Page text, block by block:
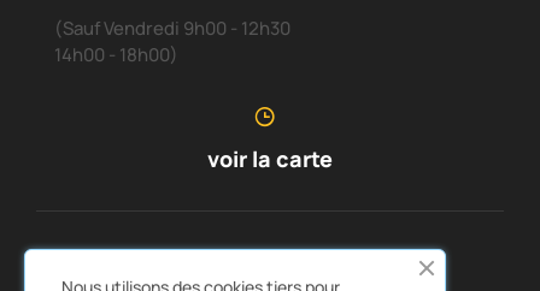
(Sauf Vendredi 9h00 - 12h30
14h00 - 18h00)
voir la carte
